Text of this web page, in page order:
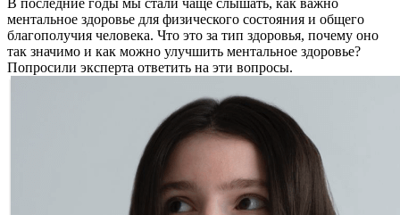
ментальное здоровье для физического состояния и общего
благополучия человека. Что это за тип здоровья, почему оно
так значимо и как можно улучшить ментальное здоровье?
Попросили эксперта ответить на эти вопросы.